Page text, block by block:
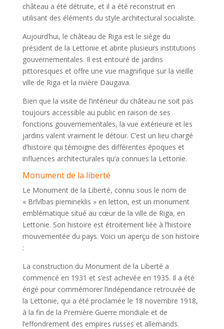
château a été détruite, et il a été reconstruit en
utilisant des éléments du style architectural socialiste.
Aujourd’hui, le château de Riga est le siège du
président de la Lettonie et abrite plusieurs institutions
gouvernementales. Il est entouré de jardins
pittoresques et offre une vue magnifique sur la vieille
ville de Riga et la rivière Daugava.
Bien que la visite de l’intérieur du château ne soit pas
toujours accessible au public en raison de ses
fonctions gouvernementales, la vue extérieure et les
jardins valent vraiment le détour. C’est un lieu chargé
d’histoire qui témoigne des différentes époques et
influences architecturales qu’a connues la Lettonie.
Monument de la liberté
Le Monument de la Liberté, connu sous le nom de
« Brīvības piemineklis » en letton, est un monument
emblématique situé au cœur de la ville de Riga, en
Lettonie. Son histoire est étroitement liée à l’histoire
mouvementée du pays. Voici un aperçu de son histoire
:
La construction du Monument de la Liberté a
commencé en 1931 et s’est achevée en 1935. Il a été
érigé pour commémorer l’indépendance retrouvée de
la Lettonie, qui a été proclamée le 18 novembre 1918,
à la fin de la Première Guerre mondiale et de
l’effondrement des empires russes et allemands.